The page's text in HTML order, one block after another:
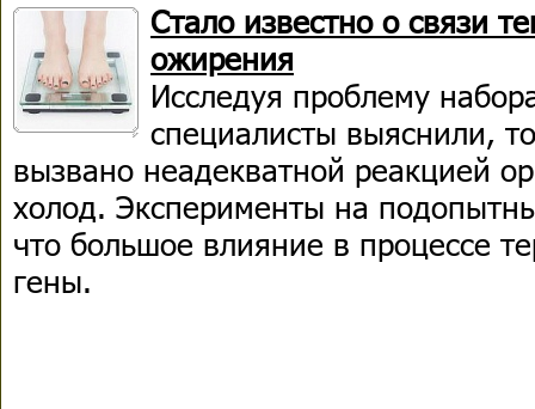
Стало известно о связи
ожирения
Исследуя проблему
специалисты выяснили,
вызвано неадекватной реакцией
холод. Эксперименты на
что большое влияние в процессе
гены.